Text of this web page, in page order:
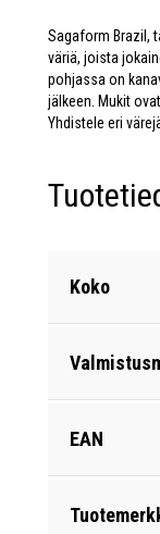
Sagaform Brazil,
väriä, joista
pohjassa on
jälkeen. Mukit
Yhdistele eri
Koko
EAN